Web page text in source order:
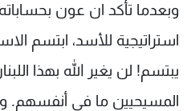
وبعدما تأكد ان عون
استراتيجية للأسد، ابتسم
يبتسم! لن يغير الله بهذا
المسيحيين ما في أنفسهم.